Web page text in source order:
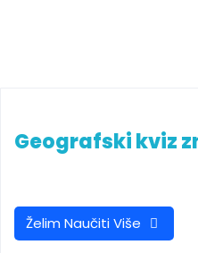
Geografski kviz
Želim Naučiti Više